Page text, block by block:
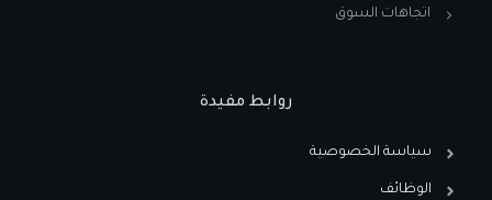
روابط مفيدة
سياسة الخصوصية
الوظائف
اتجاهات السوق